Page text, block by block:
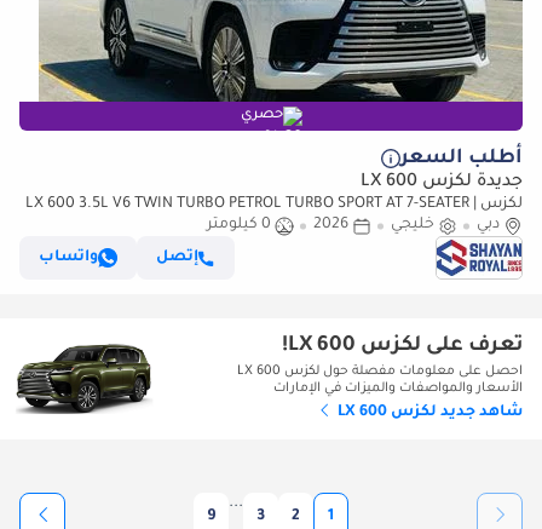
حصري
أطلب السعر
جديدة لكزس LX 600
لكزس LX 600 3.5L V6 TWIN TURBO PETROL TURBO SPORT AT 7-SEATER |
25-MARK LEVINSON 2026MY
دبي خليجي 2026
0 كيلومتر
إتصل
واتساب
تعرف على لكزس LX 600!
احصل على معلومات مفصلة حول لكزس LX 600
الأسعار والمواصفات والميزات في الإمارات
شاهد جديد لكزس LX 600
1
2
3
...
9